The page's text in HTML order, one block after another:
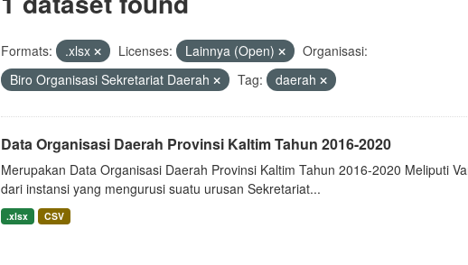
Formats: .xlsx Licenses: Lainnya (Open)
Organisasi:
Biro Organisasi Sekretariat Daerah
Tag: daerah
Data Organisasi Daerah Provinsi Kaltim Tahun 2016-2020
Merupakan Data Organisasi Daerah Provinsi Kaltim Tahun 2016-2020 Meliputi
dari instansi yang mengurusi suatu urusan Sekretariat...
.xlsx CSV